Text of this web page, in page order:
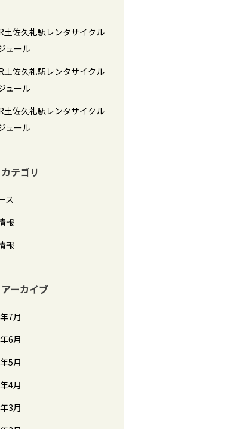
土佐久礼駅レンタサイクル
ュール
土佐久礼駅レンタサイクル
ュール
土佐久礼駅レンタサイクル
ュール
カテゴリ
ス
報
報
アーカイブ
7月
6月
5月
4月
3月